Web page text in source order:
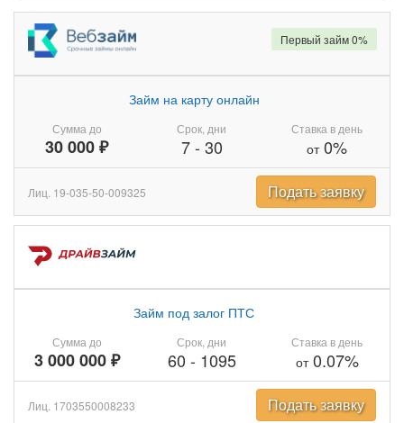
Сумма до
30 000 ₽
Займ на карту онлайн
Срок, дни
7- 30
Ставка в день
от0%
Первый займ 0%
Лиц. 19-035-50-009325 Подать заявку
Сумма до
3 000 000 ₽
Займ под залог ПТС
Срок, дни
60 - 1095
Ставка в день
от0.07%
Лиц. 1703550008233 Подать заявку